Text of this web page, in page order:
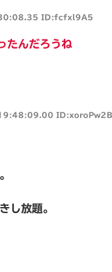
ID:fcfxl9A5
たんだろうね
ID:xoroPw2B
し放題。